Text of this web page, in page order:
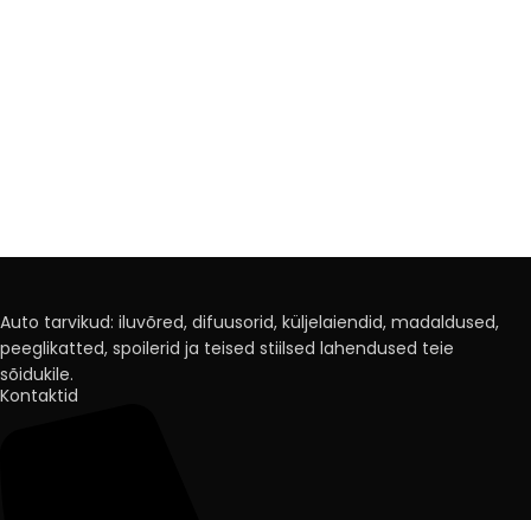
Auto tarvikud: iluvõred, difuusorid, küljelaiendid, madaldused,
peeglikatted, spoilerid ja teised stiilsed lahendused teie
sõidukile.
Kontaktid